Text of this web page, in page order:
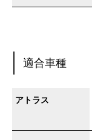
適合車種
アトラス